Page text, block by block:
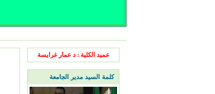
عميد الكلية : د عمار غرايسة
كلمة السيد مدير الجامعة